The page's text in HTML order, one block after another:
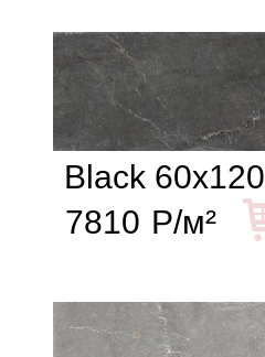
Black 60x120
7810 Р/м²